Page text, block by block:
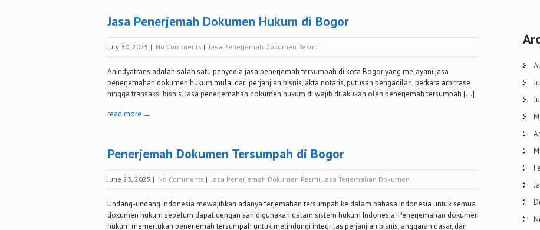
Jasa Penerjemah Dokumen Hukum di Bogor
July 30, 2025 | No Comments |Jasa Penerjemah Dokumen Resmi
Anindyatrans adalah salah satu penyedia jasa penerjemah tersumpah di kota Bogor yang melayani jasa
penerjemahan dokumen hukum mulai dari perjanjian bisnis, akta notaris, putusan pengadilan, perkara arbitrase
hingga transaksi bisnis. Jasa penerjemahan dokumen hukum di wajib dilakukan oleh penerjemah tersumpah […]
read more →
Penerjemah Dokumen Tersumpah di Bogor
June 23, 2025 | No Comments |Jasa Penerjemah Dokumen Resmi,Jasa Terjemahan Dokumen
Undang-undang Indonesia mewajibkan adanya terjemahan tersumpah ke dalam bahasa Indonesia untuk semua
dokumen hukum sebelum dapat dengan sah digunakan dalam sistem hukum Indonesia. Penerjemahan dokumen
hukum memerlukan penerjemah tersumpah untuk melindungi integritas perjanjian bisnis, anggaran dasar, dan